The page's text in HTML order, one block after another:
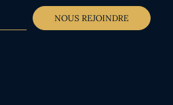
NOUS REJOINDRE